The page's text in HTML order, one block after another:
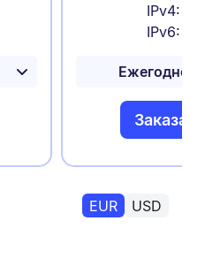
IPv4: 1
IPv6: 1
Заказать
EUR USD